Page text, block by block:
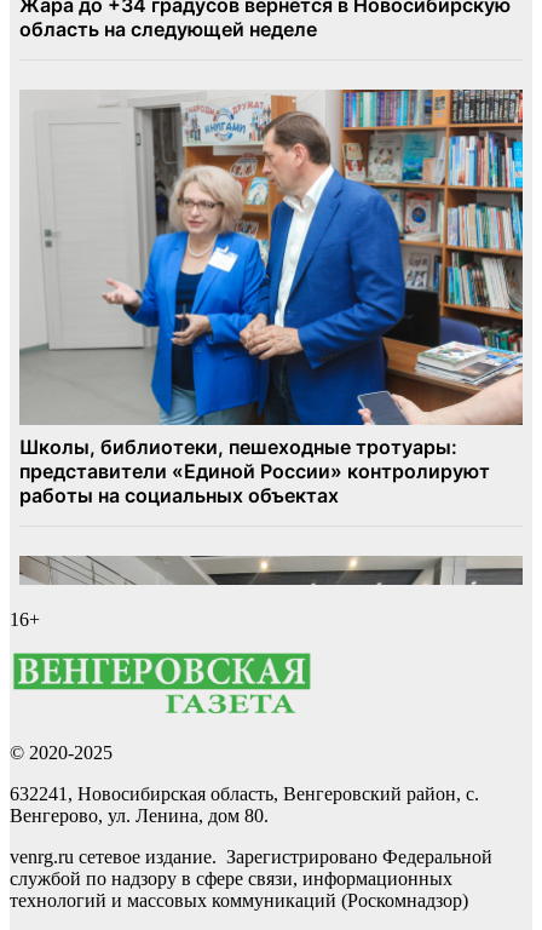
16+
© 2020-2025
632241, Новосибирская область, Венгеровский район, с.
Венгерово, ул. Ленина, дом 80.
venrg.ru сетевое издание. Зарегистрировано Федеральной
службой по надзору в сфере связи, информационных
технологий и массовых коммуникаций (Роскомнадзор)